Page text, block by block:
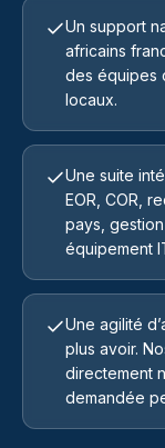
Un support
africains
des équipes
locaux.
Une suite
EOR, COR,
pays,
équipement
Une agilité
plus avoir.
directement
demandée